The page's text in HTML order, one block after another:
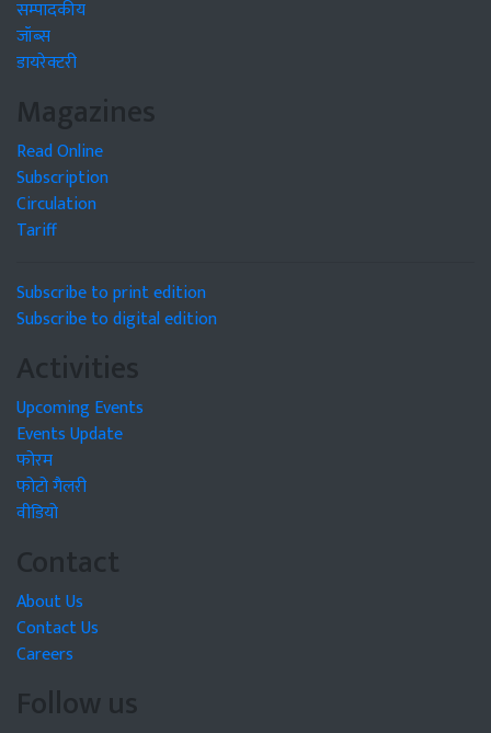
सम्पादकीय
जॉब्स
डायरेक्टरी
Magazines
Read Online
Subscription
Circulation
Tariff
Subscribe to print edition
Subscribe to digital edition
Activities
Upcoming Events
Events Update
फोरम
फोटो गैलरी
वीडियो
Contact
About Us
Contact Us
Careers
Follow us